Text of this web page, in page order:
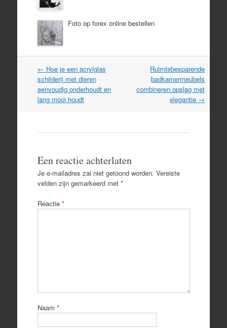
Foto op forex online bestellen
Post
navigation
← Hoe je een acrylglas
schilderij met dieren
eenvoudig onderhoudt en
lang mooi houdt
Ruimtebesparende
badkamermeubels
combineren opslag met
elegantie →
Een reactie achterlaten
Je e-mailadres zal niet getoond worden. Vereiste
velden zijn gemarkeerd met *
Reactie *
Naam *